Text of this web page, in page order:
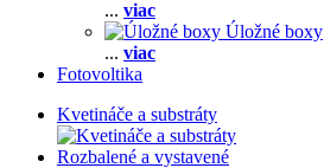
... viac
Úložné boxy
... viac
Fotovoltika
Kvetináče a substráty
Rozbalené a vystavené